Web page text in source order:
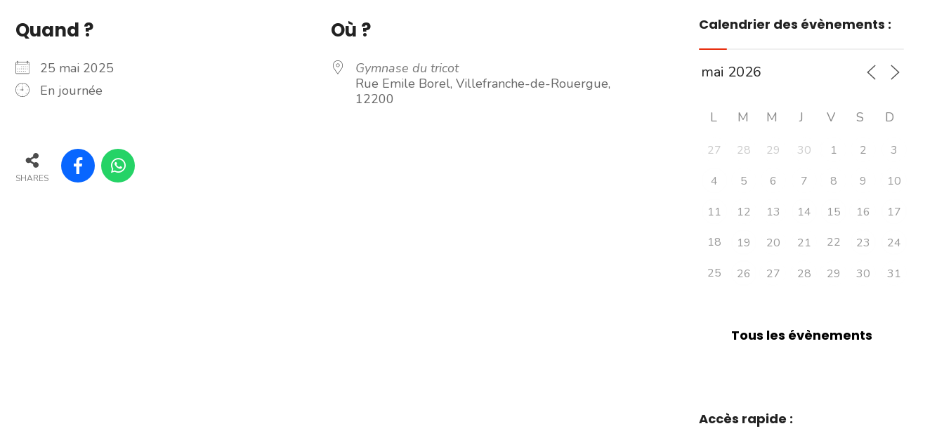
Quand ?
25 mai 2025
En journée
Où ?
Gymnase du tricot
Rue Emile Borel, Villefranche-de-Rouergue,
12200
SHARES
Calendrier des évènements :
L M M J V S D
27 28 29 30 1 2
3
4
5 6 7 8 9
10
11
12 13 14 15 16
17
18
19 20 21 22 23
24
25
26 27 28 29 30 31
Tous les évènements
Accès rapide :